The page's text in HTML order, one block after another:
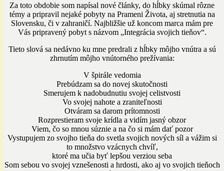
Za toto obdobie som napísal nové články, do hĺbky skúmal rôzne
témy a pripravil nejaké pobyty na Prameni Života, aj stretnutia na
Slovensku, či v zahraničí. Najbližšie už koncom marca mám pre
Vás pripravený pobyt s názvom „Integrácia svojich tieňov“.
Tieto slová sa nedávno ku mne predrali z hĺbky môjho vnútra a sú
zhrnutím môjho vnútorného prežívania:
V špirále vedomia
Prebúdzam sa do novej skutočnosti
Smerujem k nadobudnutiu svojej celistvosti
Vo svojej nahote a zraniteľnosti
Otváram sa darom prítomnosti
Rozprestieram svoje krídla a vidím jasný obzor
Viem, čo so mnou súznie a na čo si mám dať pozor
Vystupujem zo svojho tieňa do svetla svojich nových síl a vážim si
to množstvo vzácnych chvíľ,
ktoré ma učia byť lepšou verziou seba
Som sebou vo svojej vznešenosti a hrdosti, ako aj vo svojich tieňoch